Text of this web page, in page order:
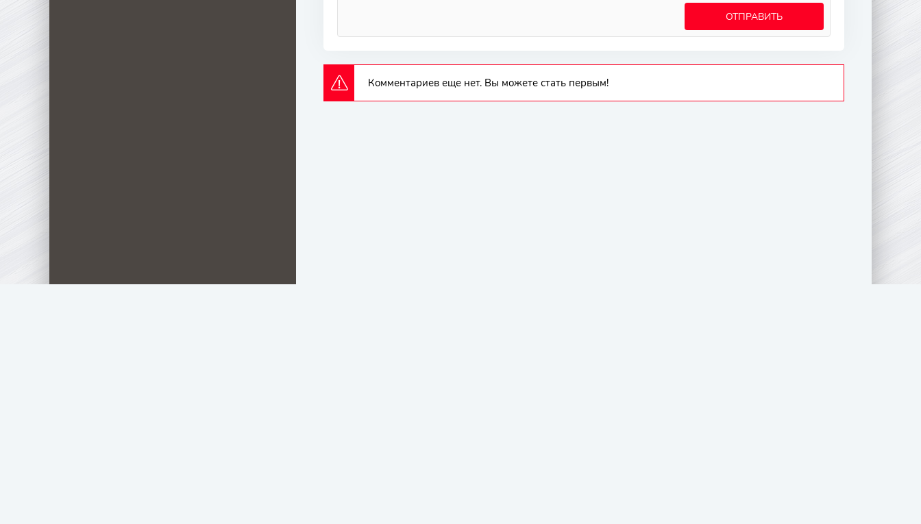
ОТПРАВИТЬ
Комментариев еще нет. Вы можете стать первым!